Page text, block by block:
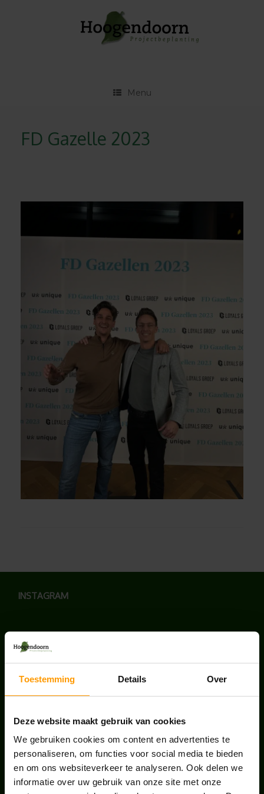
Toestemming Details Over
Deze website maakt gebruik van cookies
We gebruiken cookies om content en advertenties te
personaliseren, om functies voor social media te bieden
en om ons websiteverkeer te analyseren. Ook delen we
informatie over uw gebruik van onze site met onze
Menu
FD Gazelle 2023
INSTAGRAM
LAATSTE NIEUWS
juli 28, 2026
KANTOORPLANT VAN DE MAAND JUNI: DE
SCHEFFLERA
juni 30, 2026